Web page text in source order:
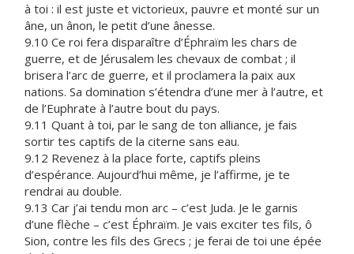
à toi : il est juste et victorieux, pauvre et monté sur un
âne, un ânon, le petit d’une ânesse.
9.10 Ce roi fera disparaître d’Éphraïm les chars de
guerre, et de Jérusalem les chevaux de combat ; il
brisera l’arc de guerre, et il proclamera la paix aux
nations. Sa domination s’étendra d’une mer à l’autre, et
de l’Euphrate à l’autre bout du pays.
9.11 Quant à toi, par le sang de ton alliance, je fais
sortir tes captifs de la citerne sans eau.
9.12 Revenez à la place forte, captifs pleins
d’espérance. Aujourd’hui même, je l’affirme, je te
rendrai au double.
9.13 Car j’ai tendu mon arc – c’est Juda. Je le garnis
d’une flèche – c’est Éphraïm. Je vais exciter tes fils, ô
Sion, contre les fils des Grecs ; je ferai de toi une épée